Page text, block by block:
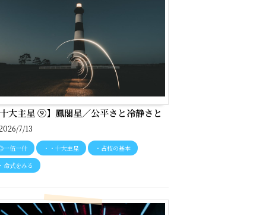
十大主星 ⑨】鳳閣星／公平さと冷静さと
2026/7/13
伍一什 ・・十大主星
・占技の基本
・命式をみる